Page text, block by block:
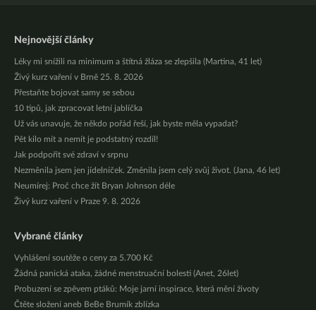
Nejnovější články
Léky mi snížili na minimum a štítná žláza se zlepšila (Martina, 41 let)
Živý kurz vaření v Brně 25. 8. 2026
Přestaňte bojovat samy se sebou
10 tipů, jak zpracovat letní jablíčka
Už vás unavuje, že někdo pořád řeší, jak byste měla vypadat?
Pět kilo mít a nemít je podstatný rozdíl!
Jak podpořit své zdraví v srpnu
Nezměnila jsem jen jídelníček. Změnila jsem celý svůj život. (Jana, 46 let)
Neumírej: Proč chce žít Bryan Johnson déle
Živý kurz vaření v Praze 9. 8. 2026
Vybrané články
Vyhlášení soutěže o ceny za 5.700 Kč
Žádná panická ataka, žádné menstruační bolesti (Anet, 26let)
Probuzení se zpěvem ptáků: Moje jarní inspirace, která mění životy
Čtěte složení aneb BeBe Brumík zblízka